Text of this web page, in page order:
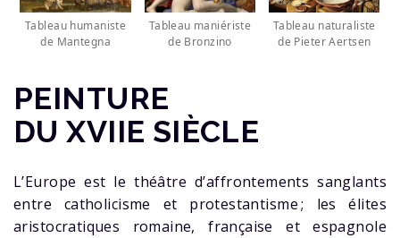
Tableau humaniste
de Mantegna
Tableau maniériste
de Bronzino
Tableau naturaliste
de Pieter Aertsen
PEINTURE
DU XVIIE SIÈCLE
L’Europe est le théâtre d’affrontements sanglants
entre catholicisme et protestantisme ; les élites
aristocratiques romaine, française et espagnole